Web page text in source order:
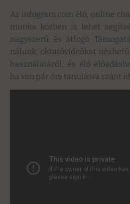
Az infogram.com élő, online
munka közben is lehet
nagyszerű és átfogó
nálunk, oktatóvideókat
használatáról, és élő
ha van pár óra tanulásra szánt